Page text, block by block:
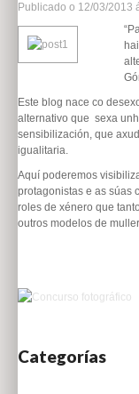
Publicado o 12/03/2013
Este blog nace co
alternativo que sexa
sensibilización, que
igualitaria.
Aquí poderemos
protagonistas e as súas
roles de xénero que
outros modelos de
Categorías